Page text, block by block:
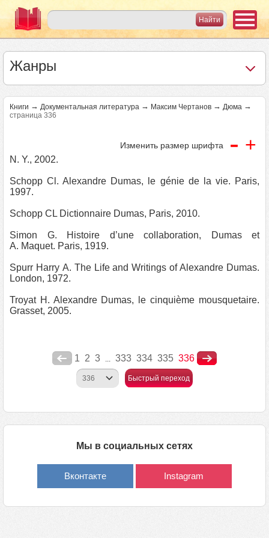
Жанры
Книги → Документальная литература → Максим Чертанов → Дюма →
страница 336
Изменить размер шрифта - +
N. Y., 2002.
Schopp Cl. Alexandre Dumas, le génie de la vie. Paris,
1997.
Schopp CL Dictionnaire Dumas, Paris, 2010.
Simon G. Histoire d’une collaboration, Dumas et
A. Maquet. Paris, 1919.
Spurr Harry A. The Life and Writings of Alexandre Dumas.
London, 1972.
Troyat H. Alexandre Dumas, le cinquième mousquetaire.
Grasset, 2005.
1 2 3 ... 333 334 335 336
Быстрый переход
Мы в социальных сетях
Вконтакте Instagram